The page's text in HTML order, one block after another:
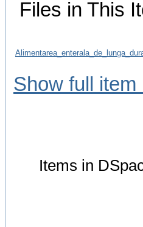
Files in This
Show full item
Items in